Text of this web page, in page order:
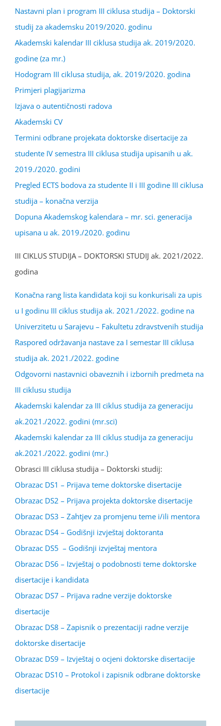
Nastavni plan i program III ciklusa studija – Doktorski
studij za akademsku 2019/2020. godinu
Akademski kalendar III ciklusa studija ak. 2019/2020.
godine (za mr.)
Hodogram III ciklusa studija, ak. 2019/2020. godina
Primjeri plagijarizma
Izjava o autentičnosti radova
Akademski CV
Termini odbrane projekata doktorske disertacije za
studente IV semestra III ciklusa studija upisanih u ak.
2019./2020. godini
Pregled ECTS bodova za studente II i III godine III ciklusa
studija – konačna verzija
Dopuna Akademskog kalendara – mr. sci. generacija
upisana u ak. 2019./2020. godinu
III CIKLUS STUDIJA – DOKTORSKI STUDIJ ak. 2021/2022.
godina
Konačna rang lista kandidata koji su konkurisali za upis
u I godinu III ciklus studija ak. 2021./2022. godine na
Univerzitetu u Sarajevu – Fakultetu zdravstvenih studija
Raspored održavanja nastave za I semestar III ciklusa
studija ak. 2021./2022. godine
Odgovorni nastavnici obaveznih i izbornih predmeta na
III ciklusu studija
Akademski kalendar za III ciklus studija za generaciju
ak.2021./2022. godini (mr.sci)
Akademski kalendar za III ciklus studija za generaciju
ak.2021./2022. godini (mr.)
Obrasci III ciklusa studija – Doktorski studij:
Obrazac DS1 – Prijava teme doktorske disertacije
Obrazac DS2 – Prijava projekta doktorske disertacije
Obrazac DS3 – Zahtjev za promjenu teme i/ili mentora
Obrazac DS4 – Godišnji izvještaj doktoranta
Obrazac DS5 – Godišnji izvještaj mentora
Obrazac DS6 – Izvještaj o podobnosti teme doktorske
disertacije i kandidata
Obrazac DS7 – Prijava radne verzije doktorske
disertacije
Obrazac DS8 – Zapisnik o prezentaciji radne verzije
doktorske disertacije
Obrazac DS9 – Izvještaj o ocjeni doktorske disertacije
Obrazac DS10 – Protokol i zapisnik odbrane doktorske
disertacije